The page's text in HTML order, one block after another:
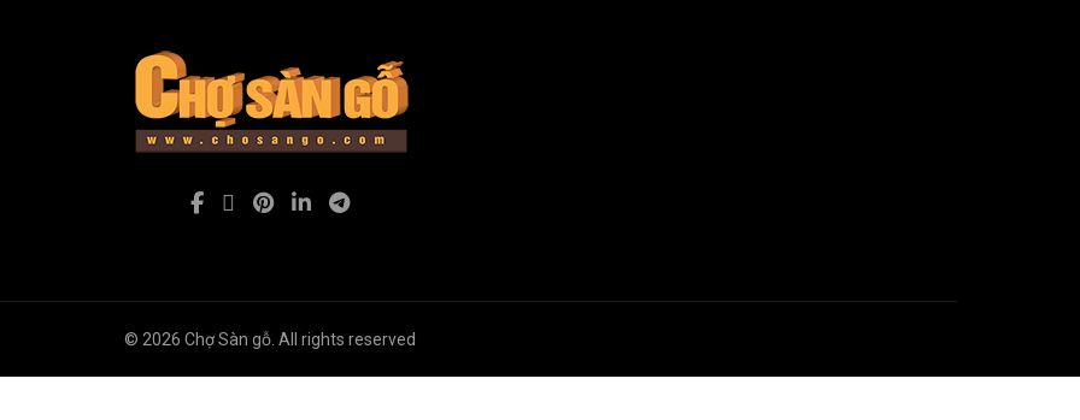
© 2026 Chợ Sàn gỗ . All rights reserved